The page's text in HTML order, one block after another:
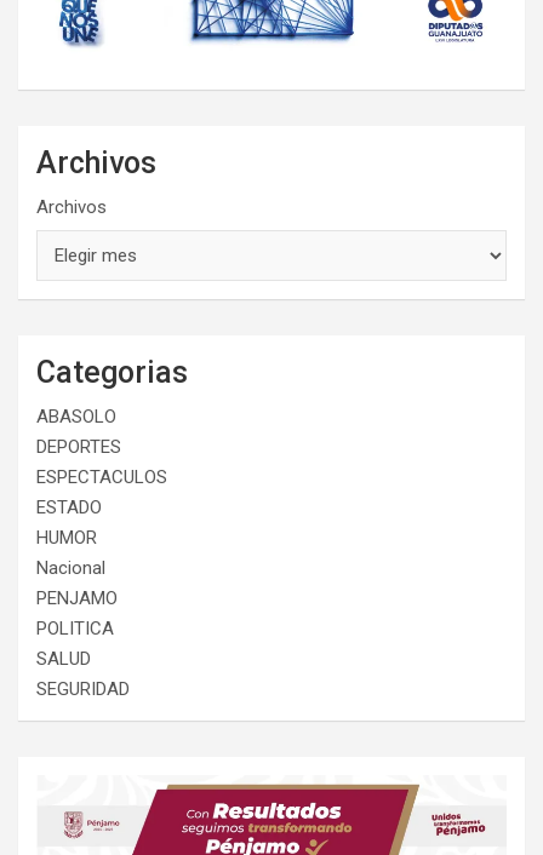
Archivos
Archivos
Categorias
ABASOLO
DEPORTES
ESPECTACULOS
ESTADO
HUMOR
Nacional
PENJAMO
POLITICA
SALUD
SEGURIDAD